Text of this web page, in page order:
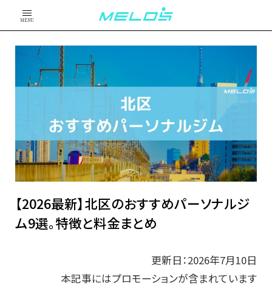
MENU
【2026最新】北区のおすすめパーソナルジ
ム9選。特徴と料金まとめ
更新日：2026年7月10日
本記事にはプロモーションが含まれています